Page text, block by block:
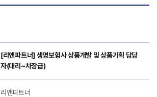
[리앤파트너] 생명보험사 상품개발 및 상품기획 담당
자(대리~차장급)
리앤파트너